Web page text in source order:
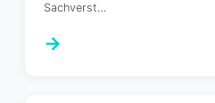
Sachverst…
→